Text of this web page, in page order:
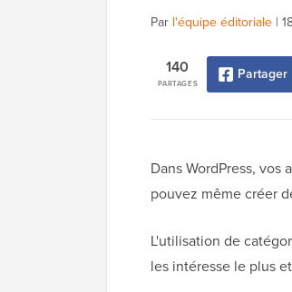
Par l'équipe éditoriale |
PARTAGES
140 Partager
Dans WordPress,
pouvez même créer
L'utilisation de
les intéresse le plus